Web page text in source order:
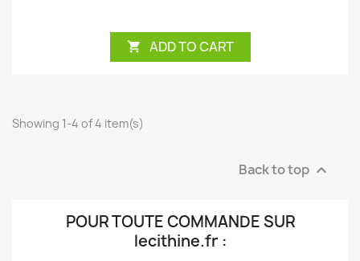
 ADD TO CART
Showing 1-4 of 4 item(s)
Back to top 
POUR TOUTE COMMANDE SUR
lecithine.fr :